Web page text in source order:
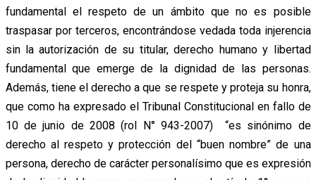
fundamental el respeto de un ámbito que no es posible
traspasar por terceros, encontrándose vedada toda injerencia
sin la autorización de su titular, derecho humano y libertad
fundamental que emerge de la dignidad de las personas.
Además, tiene el derecho a que se respete y proteja su honra,
que como ha expresado el Tribunal Constitucional en fallo de
10 de junio de 2008 (rol N° 943-2007) “es sinónimo de
derecho al respeto y protección del “buen nombre” de una
persona, derecho de carácter personalísimo que es expresión